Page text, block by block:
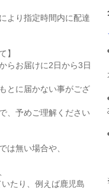
より指定時間内に配達
】
らお届けに2日から3日
とに届かない事がござ
、予めご理解ください
は無い場合や、
たり、例えば鹿児島